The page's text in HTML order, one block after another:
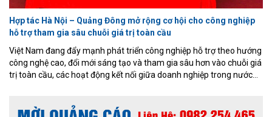
Hợp tác Hà Nội – Quảng Đông mở rộng cơ hội cho công nghiệp
hỗ trợ tham gia sâu chuỗi giá trị toàn cầu
Việt Nam đang đẩy mạnh phát triển công nghiệp hỗ trợ theo hướng
công nghệ cao, đổi mới sáng tạo và tham gia sâu hơn vào chuỗi giá
trị toàn cầu, các hoạt động kết nối giữa doanh nghiệp trong nước
nghiệp công nghiệp hỗ trợ TP. Hà Nội (HANSIBA), Tập đoàn N&G